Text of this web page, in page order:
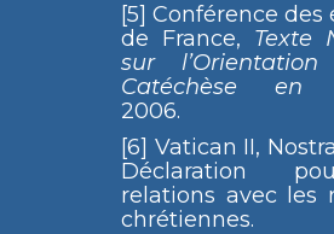
[5] Conférence des
de France, Texte
sur
Catéchèse en
2006.
[6] Vatican II,
Déclaration
relations avec les
chrétiennes.